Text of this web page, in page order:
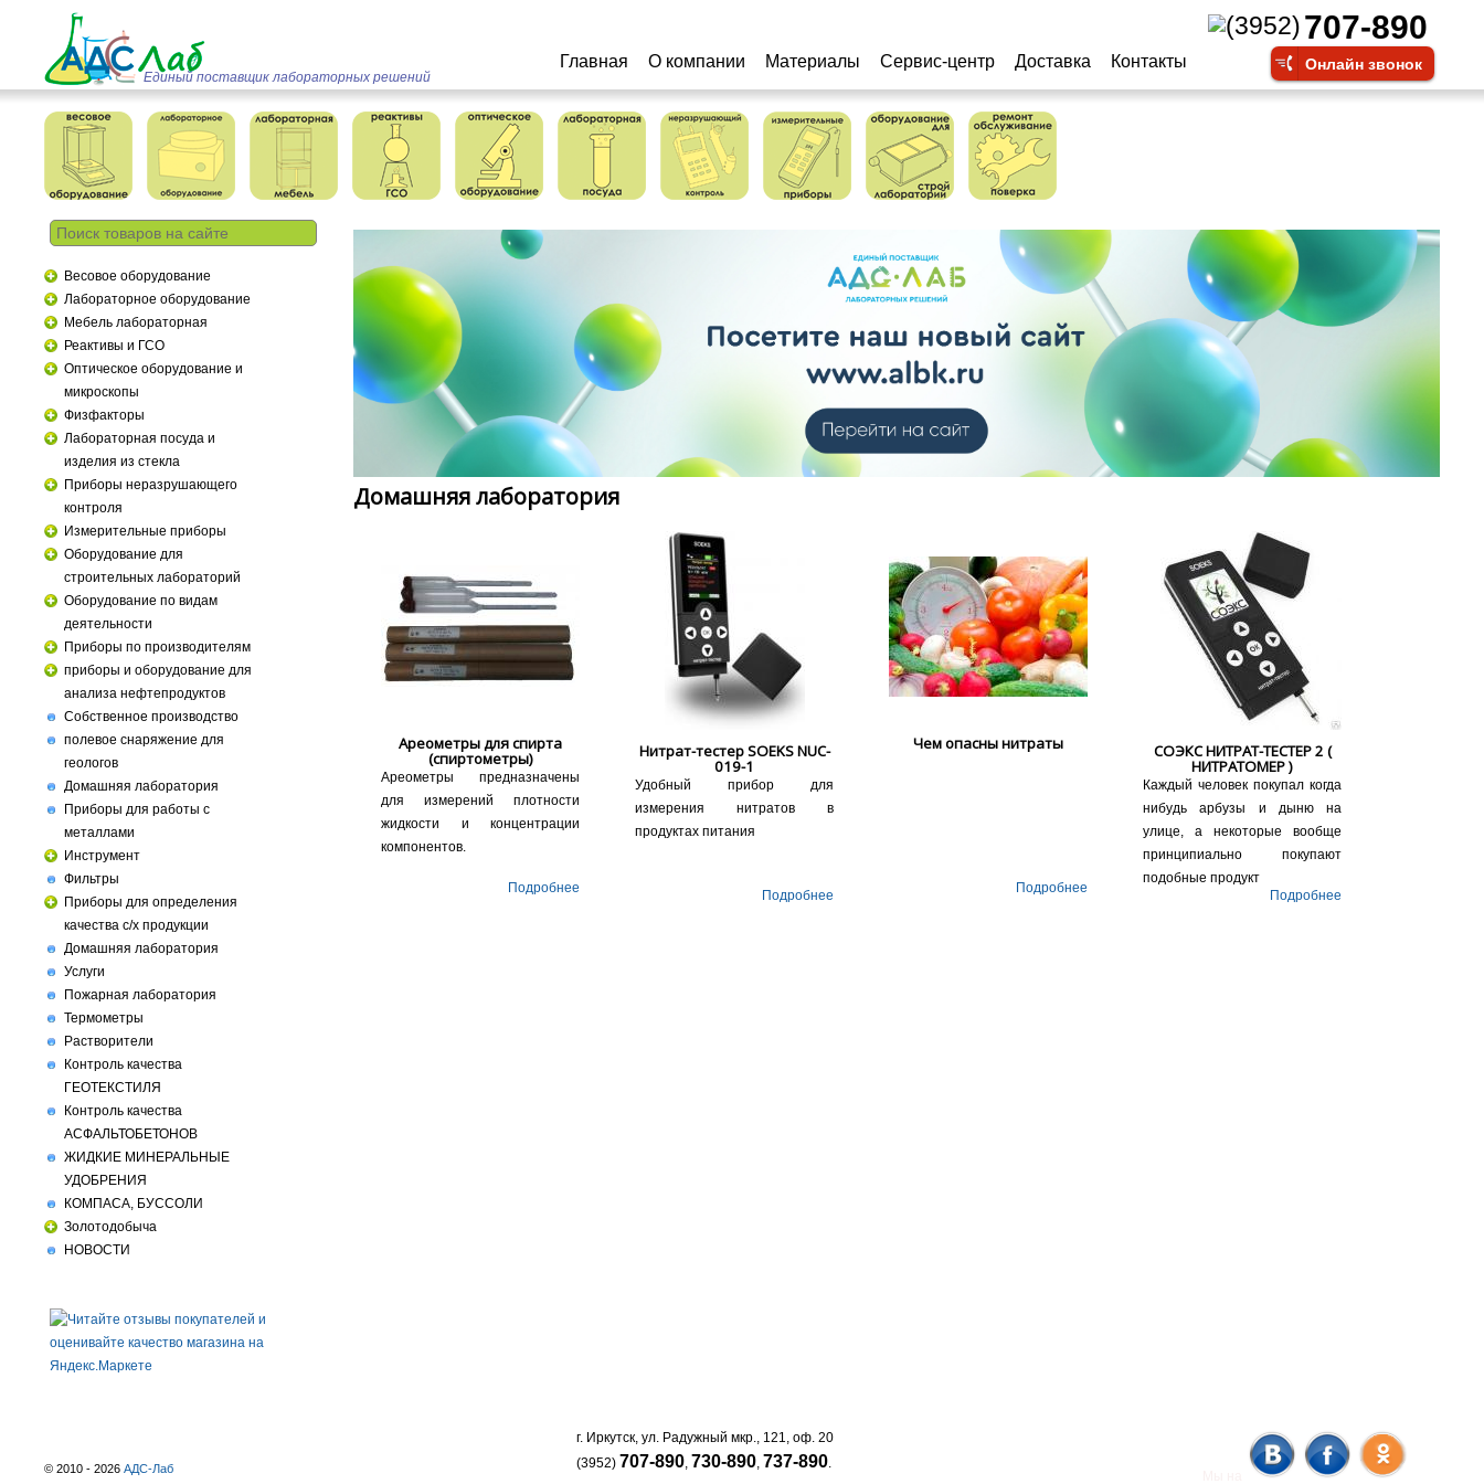
(3952)707-890
Онлайн звонок
Единый поставщик лабораторных решений
Главная О компании Материалы Сервис-центр Доставка Контакты
Весовое оборудование
Лабораторное оборудование
Мебель лабораторная
Реактивы и ГСО
Оптическое оборудование и
микроскопы
Физфакторы
Лабораторная посуда и
изделия из стекла
Приборы неразрушающего
контроля
Измерительные приборы
Оборудование для
строительных лабораторий
Оборудование по видам
деятельности
Приборы по производителям
приборы и оборудование для
анализа нефтепродуктов
Собственное производство
полевое снаряжение для
геологов
Домашняя лаборатория
Приборы для работы с
металлами
Инструмент
Фильтры
Приборы для определения
качества с/х продукции
Домашняя лаборатория
Услуги
Пожарная лаборатория
Термометры
Растворители
Контроль качества
ГЕОТЕКСТИЛЯ
Контроль качества
АСФАЛЬТОБЕТОНОВ
ЖИДКИЕ МИНЕРАЛЬНЫЕ
УДОБРЕНИЯ
КОМПАСА, БУССОЛИ
Золотодобыча
НОВОСТИ
Домашняя лаборатория
Ареометры для спирта
(спиртометры)
Ареометры предназначены
для измерений плотности
жидкости и концентрации
компонентов.
Подробнее
Нитрат-тестер SOEKS NUC-
019-1
Удобный прибор для
измерения нитратов в
продуктах питания
Подробнее
Чем опасны нитраты
Подробнее
СОЭКС НИТРАТ-ТЕСТЕР 2 (
НИТРАТОМЕР )
Каждый человек покупал когда
нибудь арбузы и дыню на
улице, а некоторые вообще
принципиально покупают
подобные продукт
Подробнее
© 2010 - 2026 АДС-Лаб
г. Иркутск, ул. Радужный мкр., 121, оф. 20
(3952) 707-890, 730-890, 737-890.